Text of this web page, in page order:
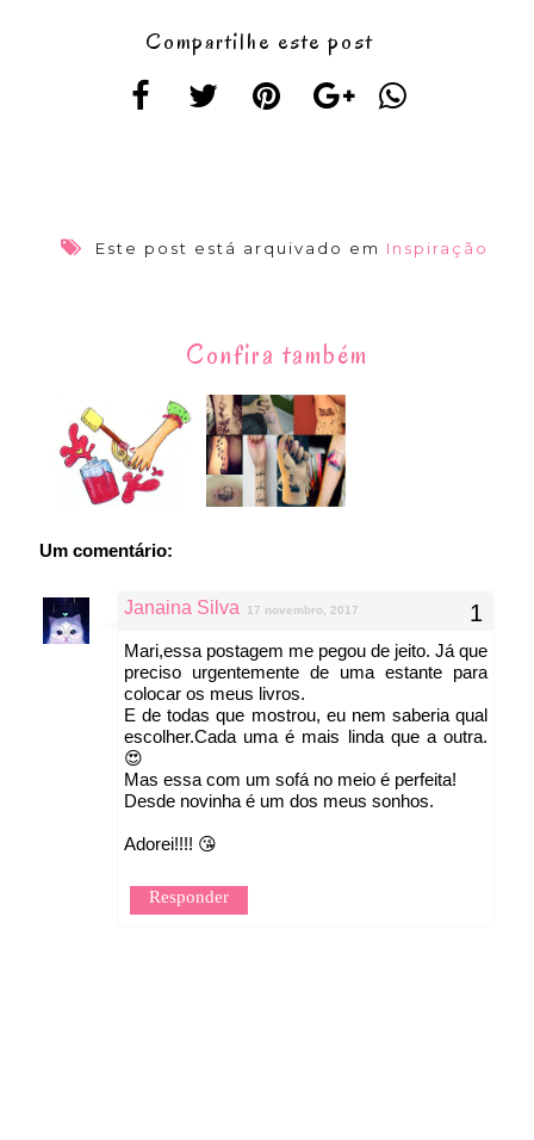
Compartilhe este post
Este post está arquivado em Inspiração
Confira também
Um comentário:
Janaina Silva 17 novembro, 2017
Mari,essa postagem me pegou de jeito. Já que
preciso urgentemente de uma estante para
colocar os meus livros.
E de todas que mostrou, eu nem saberia qual
escolher.Cada uma é mais linda que a outra.
😍
Mas essa com um sofá no meio é perfeita!
Desde novinha é um dos meus sonhos.
Adorei!!!! 😘
Responder